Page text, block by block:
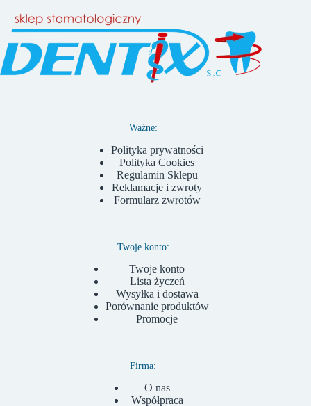
Ważne:
Polityka prywatności
Polityka Cookies
Regulamin Sklepu
Reklamacje i zwroty
Formularz zwrotów
Twoje konto:
Twoje konto
Lista życzeń
Wysyłka i dostawa
Porównanie produktów
Promocje
Firma:
O nas
Współpraca